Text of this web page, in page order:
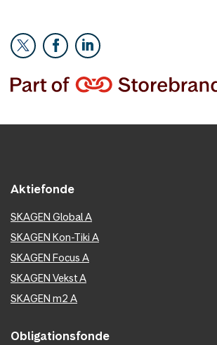
Aktiefonde
SKAGEN Global A
SKAGEN Kon-Tiki A
SKAGEN Focus A
SKAGEN Vekst A
SKAGEN m2 A
Obligationsfonde